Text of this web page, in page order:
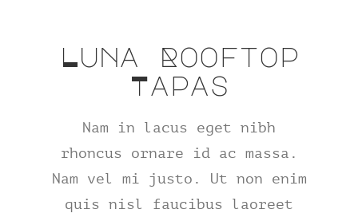
Luna Rooftop
Tapas
Nam in lacus eget nibh
rhoncus ornare id ac massa.
Nam vel mi justo. Ut non enim
quis nisl faucibus laoreet